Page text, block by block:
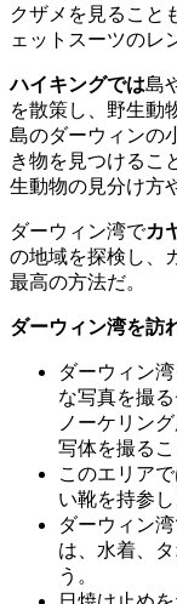
クザメを見ること
ェットスーツのレ
ハイキングでは島
を散策し、野生動
島のダーウィンの
き物を見つけるこ
生動物の見分け方
ダーウィン湾でカ
の地域を探検し、
最高の方法だ。
ダーウィン湾を訪
ダーウィン
な写真を撮
ノーケリン
写体を撮るこ
このエリア
い靴を持参し
ダーウィン
は、水着、
う。